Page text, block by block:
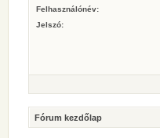
Felhasználónév:
Jelszó:
Fórum kezdőlap